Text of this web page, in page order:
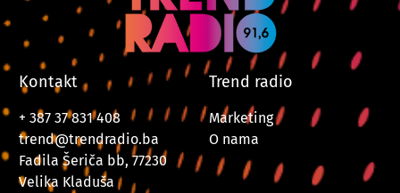
Kontakt
+ 387 37 831 408
trend@trendradio.ba
Fadila Šeriča bb, 77230
Velika Kladuša
Trend radio
Marketing
O nama